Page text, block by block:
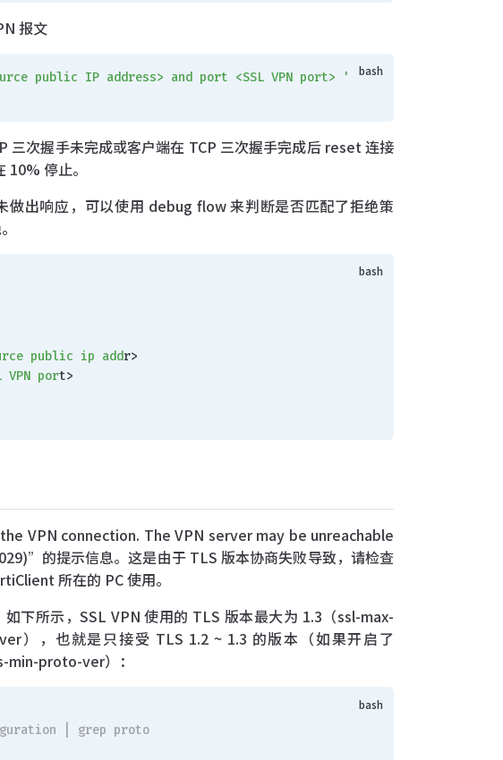
报文
public IP address> and port <SSL VPN port> '
三次握手未完成或客户端在 TCP 三次握手完成后 reset 连接
停止。
出响应，可以使用 debug flow 来判断是否匹配了拒绝策
public ip addr>
VPN port>
VPN connection. The VPN server may be unreachable
的提示信息。这是由于 TLS 版本协商失败导致，请检查
所在的 PC 使用。
下所示，SSL VPN 使用的 TLS 版本最大为 1.3（ssl-max-
），也就是只接受 TLS 1.2 ~ 1.3 的版本（如果开启了
proto-ver）：
| grep proto